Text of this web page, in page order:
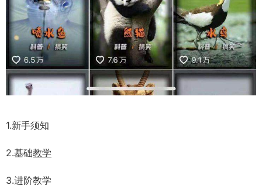
1.新手须知
2.基础教学
3.进阶教学